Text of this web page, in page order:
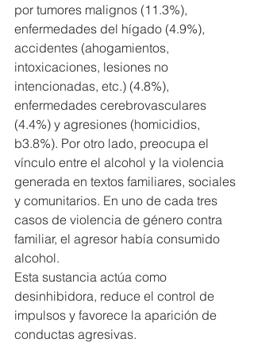
por tumores malignos (11.3%),
enfermedades del hígado (4.9%),
accidentes (ahogamientos,
intoxicaciones, lesiones no
intencionadas, etc.) (4.8%),
enfermedades cerebrovasculares
(4.4%) y agresiones (homicidios,
b3.8%). Por otro lado, preocupa el
vínculo entre el alcohol y la violencia
generada en textos familiares, sociales
y comunitarios. En uno de cada tres
casos de violencia de género contra
familiar, el agresor había consumido
alcohol.
Esta sustancia actúa como
desinhibidora, reduce el control de
impulsos y favorece la aparición de
conductas agresivas.